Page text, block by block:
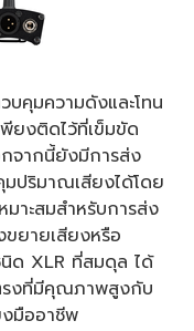
บคุมความดังและโทน
ยงติดไว้ที่เข็มขัด
จากนี้ยังมีการส่ง
ปริมาณเสียงได้โดย
าะสมสำหรับการส่ง
ยายเสียงหรือ
XLR ที่สมดุล ได้
รงที่มีคุณภาพสูงกับ
มืออาชีพ